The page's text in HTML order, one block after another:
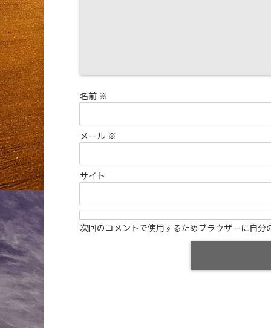
名前 ※
メール ※
サイト
次回のコメントで使用するためブラウザーに自